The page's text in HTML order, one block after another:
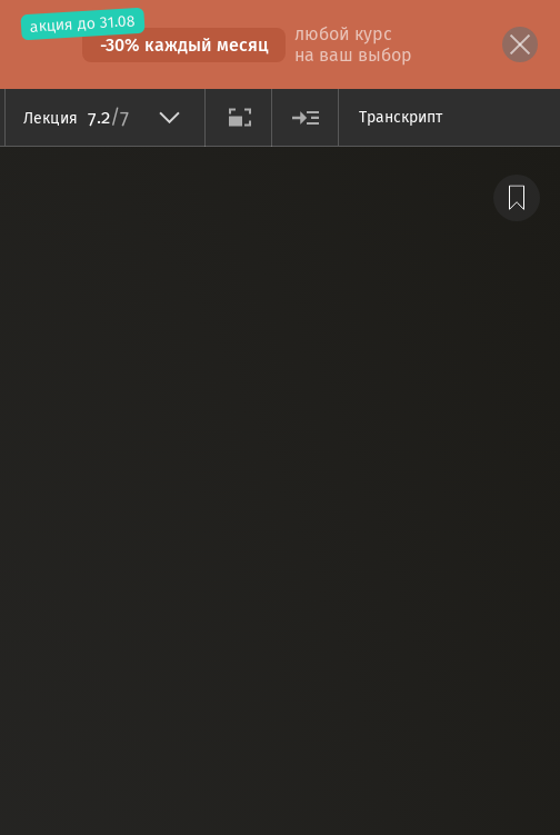
акция до 31.08
-30% каждый месяц
любой курс
на ваш выбор
Лекция 7.2/7 Транскрипт